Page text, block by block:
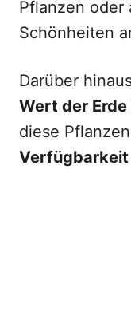
Pflanzen oder
Schönheiten
Darüber
Wert der Erde
diese
Verfügbarkeit